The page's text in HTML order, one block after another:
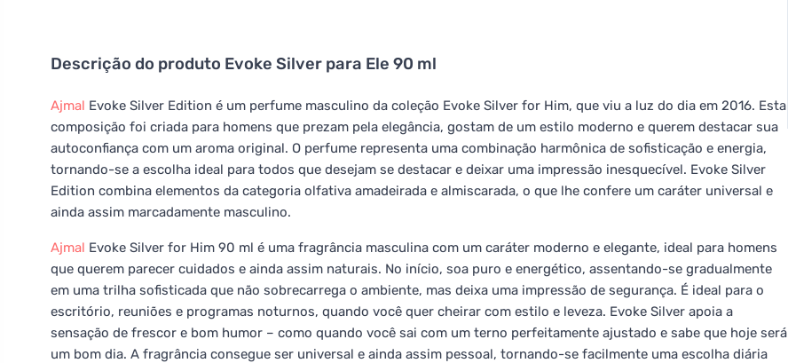
Descrição do produto Evoke Silver para Ele 90 ml
Ajmal Evoke Silver Edition é um perfume masculino da coleção Evoke Silver for Him, que viu a luz do dia em 2016. Esta
composição foi criada para homens que prezam pela elegância, gostam de um estilo moderno e querem destacar sua
autoconfiança com um aroma original. O perfume representa uma combinação harmônica de sofisticação e energia,
tornando-se a escolha ideal para todos que desejam se destacar e deixar uma impressão inesquecível. Evoke Silver
Edition combina elementos da categoria olfativa amadeirada e almiscarada, o que lhe confere um caráter universal e
ainda assim marcadamente masculino.
Ajmal Evoke Silver for Him 90 ml é uma fragrância masculina com um caráter moderno e elegante, ideal para homens
que querem parecer cuidados e ainda assim naturais. No início, soa puro e energético, assentando-se gradualmente
em uma trilha sofisticada que não sobrecarrega o ambiente, mas deixa uma impressão de segurança. É ideal para o
escritório, reuniões e programas noturnos, quando você quer cheirar com estilo e leveza. Evoke Silver apoia a
sensação de frescor e bom humor – como quando você sai com um terno perfeitamente ajustado e sabe que hoje será
um bom dia. A fragrância consegue ser universal e ainda assim pessoal, tornando-se facilmente uma escolha diária